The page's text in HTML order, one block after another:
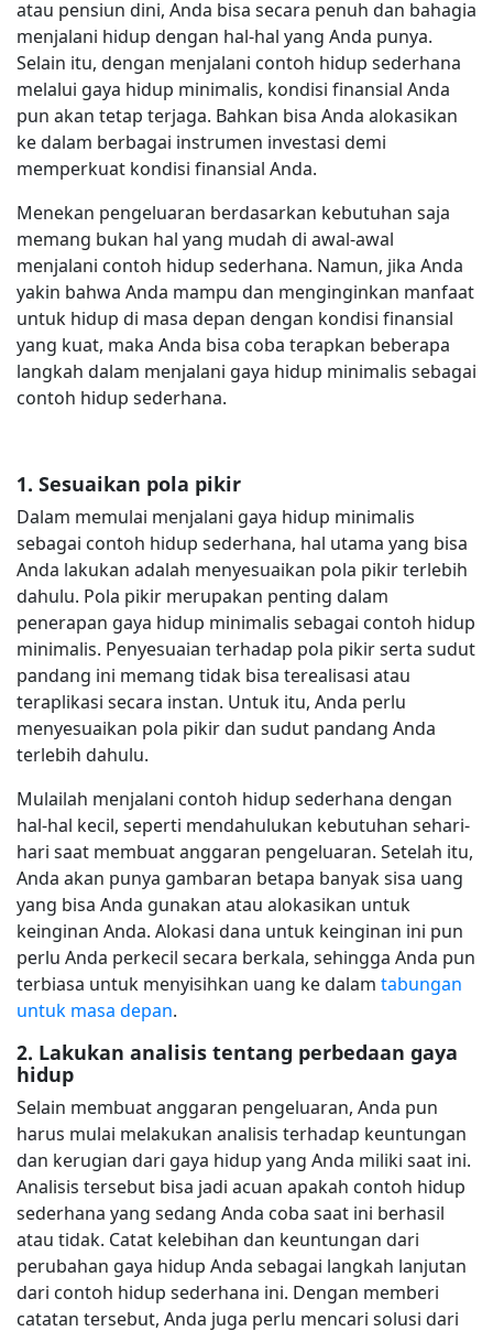
atau pensiun dini, Anda bisa secara penuh dan bahagia
menjalani hidup dengan hal-hal yang Anda punya.
Selain itu, dengan menjalani contoh hidup sederhana
melalui gaya hidup minimalis, kondisi finansial Anda
pun akan tetap terjaga. Bahkan bisa Anda alokasikan
ke dalam berbagai instrumen investasi demi
memperkuat kondisi finansial Anda.
Menekan pengeluaran berdasarkan kebutuhan saja
memang bukan hal yang mudah di awal-awal
menjalani contoh hidup sederhana. Namun, jika Anda
yakin bahwa Anda mampu dan menginginkan manfaat
untuk hidup di masa depan dengan kondisi finansial
yang kuat, maka Anda bisa coba terapkan beberapa
langkah dalam menjalani gaya hidup minimalis sebagai
contoh hidup sederhana.
1. Sesuaikan pola pikir
Dalam memulai menjalani gaya hidup minimalis
sebagai contoh hidup sederhana, hal utama yang bisa
Anda lakukan adalah menyesuaikan pola pikir terlebih
dahulu. Pola pikir merupakan penting dalam
penerapan gaya hidup minimalis sebagai contoh hidup
minimalis. Penyesuaian terhadap pola pikir serta sudut
pandang ini memang tidak bisa terealisasi atau
teraplikasi secara instan. Untuk itu, Anda perlu
menyesuaikan pola pikir dan sudut pandang Anda
terlebih dahulu.
Mulailah menjalani contoh hidup sederhana dengan
hal-hal kecil, seperti mendahulukan kebutuhan sehari-
hari saat membuat anggaran pengeluaran. Setelah itu,
Anda akan punya gambaran betapa banyak sisa uang
yang bisa Anda gunakan atau alokasikan untuk
keinginan Anda. Alokasi dana untuk keinginan ini pun
perlu Anda perkecil secara berkala, sehingga Anda pun
terbiasa untuk menyisihkan uang ke dalam tabungan
untuk masa depan.
2. Lakukan analisis tentang perbedaan gaya
hidup
Selain membuat anggaran pengeluaran, Anda pun
harus mulai melakukan analisis terhadap keuntungan
dan kerugian dari gaya hidup yang Anda miliki saat ini.
Analisis tersebut bisa jadi acuan apakah contoh hidup
sederhana yang sedang Anda coba saat ini berhasil
atau tidak. Catat kelebihan dan keuntungan dari
perubahan gaya hidup Anda sebagai langkah lanjutan
dari contoh hidup sederhana ini. Dengan memberi
catatan tersebut, Anda juga perlu mencari solusi dari